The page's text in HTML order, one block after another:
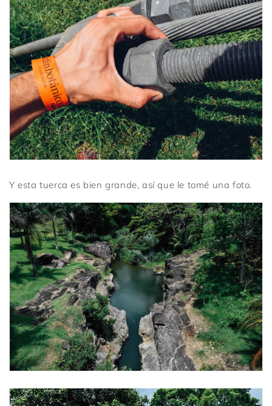
Y esta tuerca es bien grande, así que le tomé una foto.